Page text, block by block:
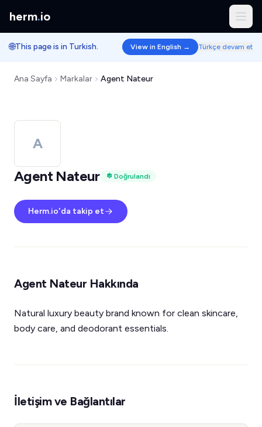
herm.io
🌐This page is in Turkish. View in English → Türkçe devam et
Ana Sayfa Markalar Agent Nateur
A
Agent Nateur
Doğrulandı
Herm.io'da takip et
Agent Nateur Hakkında
Natural luxury beauty brand known for clean skincare,
body care, and deodorant essentials.
İletişim ve Bağlantılar